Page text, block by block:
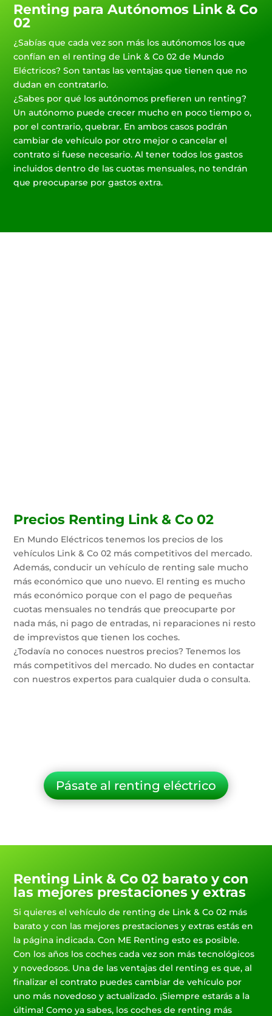
Renting para Autónomos Link & Co
02
¿Sabías que cada vez son más los autónomos los que
confían en el renting de Link & Co 02 de Mundo
Eléctricos? Son tantas las ventajas que tienen que no
dudan en contratarlo.
¿Sabes por qué los autónomos prefieren un renting?
Un autónomo puede crecer mucho en poco tiempo o,
por el contrario, quebrar. En ambos casos podrán
cambiar de vehículo por otro mejor o cancelar el
contrato si fuese necesario. Al tener todos los gastos
incluidos dentro de las cuotas mensuales, no tendrán
que preocuparse por gastos extra.
Precios Renting Link & Co 02
En Mundo Eléctricos tenemos los precios de los
vehículos Link & Co 02 más competitivos del mercado.
Además, conducir un vehículo de renting sale mucho
más económico que uno nuevo. El renting es mucho
más económico porque con el pago de pequeñas
cuotas mensuales no tendrás que preocuparte por
nada más, ni pago de entradas, ni reparaciones ni resto
de imprevistos que tienen los coches.
¿Todavía no conoces nuestros precios? Tenemos los
más competitivos del mercado. No dudes en contactar
con nuestros expertos para cualquier duda o consulta.
Pásate al renting eléctrico
Renting Link & Co 02 barato y con
las mejores prestaciones y extras
Si quieres el vehículo de renting de Link & Co 02 más
barato y con las mejores prestaciones y extras estás en
la página indicada. Con ME Renting esto es posible.
Con los años los coches cada vez son más tecnológicos
y novedosos. Una de las ventajas del renting es que, al
finalizar el contrato puedes cambiar de vehículo por
uno más novedoso y actualizado. ¡Siempre estarás a la
última! Como ya sabes, los coches de renting más